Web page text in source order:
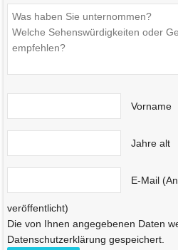
Vorname
Jahre alt
E-Mail
veröffentlicht)
Die von Ihnen angegebenen Daten
Datenschutzerklärung gespeichert.